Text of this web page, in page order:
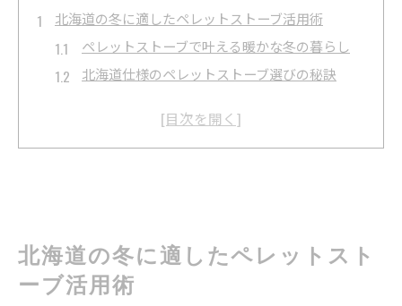
北海道の冬に適したペレットストーブ活用術
ペレットストーブで叶える暖かな冬の暮らし
北海道仕様のペレットストーブ選びの秘訣
ペレットストーブ後悔を防ぐポイント解説
ペレットストーブの価格とコストを比較検討
北海道で人気のペレットストーブメーカー事情
ペレットストーブ大型モデルの適正な選び方
北海道の冬に適したペレットスト
ーブ活用術